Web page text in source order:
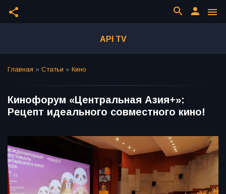
share menu
person
search
API TV
Главная » Статьи » Кино
Кинофорум «Центральная Азия+»:
Рецепт идеального совместного кино!